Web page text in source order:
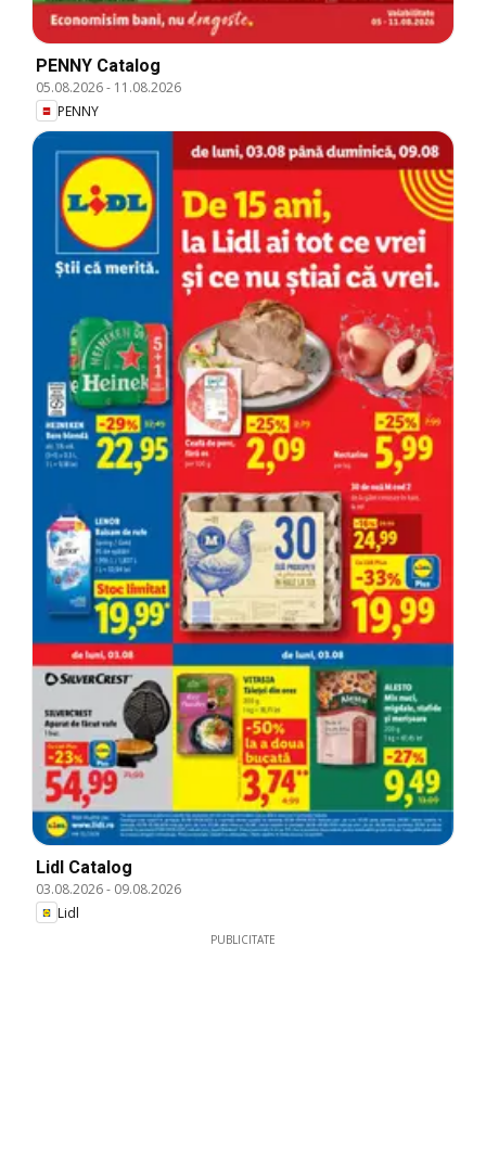
PENNY Catalog
05.08.2026- 11.08.2026
PENNY
Lidl Catalog
03.08.2026- 09.08.2026
Lidl
PUBLICITATE